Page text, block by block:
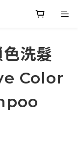
洗髮
Color